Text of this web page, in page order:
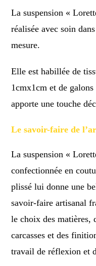
La suspension «
réalisée avec soin
mesure.
Elle est habillée de
1cmx1cm et de
apporte une touche
Le savoir-faire de
La suspension «
confectionnée en
plissé lui donne une
savoir-faire artisanal
le choix des matières,
carcasses et des
travail de réflexion et